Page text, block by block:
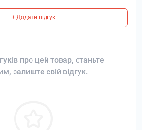
+ Додати відгук
про цей товар, станьте
залиште свій відгук.